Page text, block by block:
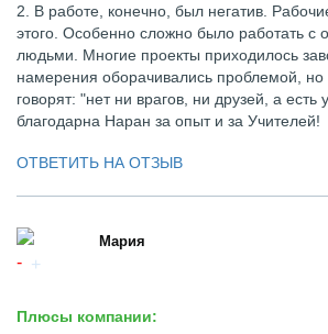
2. В работе, конечно, был негатив.
этого. Особенно сложно было работать с
людьми. Многие проекты приходилось
намерения оборачивались проблемой,
говорят: "нет ни врагов, ни друзей, а есть
благодарна Наран за опыт и за Учителей!
ОТВЕТИТЬ НА ОТЗЫВ
Мария
Плюсы компании: